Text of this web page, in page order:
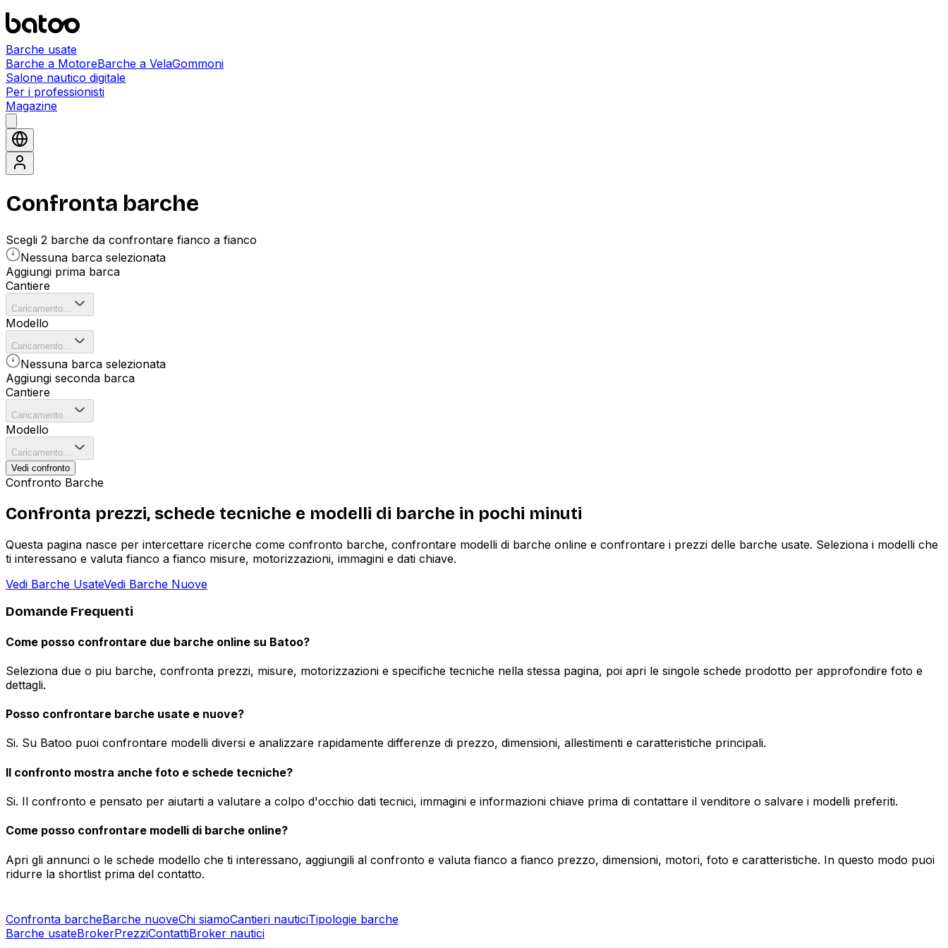
Barche usate
Barche a MotoreBarche a VelaGommoni
Salone nautico digitale
Per i professionisti
Magazine
Confronta barche
Scegli 2 barche da confrontare fianco a fianco
Nessuna barca selezionata
Aggiungi prima barca
Cantiere
Caricamento...
Modello
Caricamento...
Nessuna barca selezionata
Aggiungi seconda barca
Cantiere
Caricamento...
Modello
Caricamento...
Vedi confronto
Confronto Barche
Confronta prezzi, schede tecniche e modelli di barche in pochi minuti
Questa pagina nasce per intercettare ricerche come confronto barche, confrontare modelli di barche online e confrontare i prezzi delle barche usate. Seleziona i modelli che
ti interessano e valuta fianco a fianco misure, motorizzazioni, immagini e dati chiave.
Vedi Barche UsateVedi Barche Nuove
Domande Frequenti
Come posso confrontare due barche online su Batoo?
Seleziona due o piu barche, confronta prezzi, misure, motorizzazioni e specifiche tecniche nella stessa pagina, poi apri le singole schede prodotto per approfondire foto e
dettagli.
Posso confrontare barche usate e nuove?
Si. Su Batoo puoi confrontare modelli diversi e analizzare rapidamente differenze di prezzo, dimensioni, allestimenti e caratteristiche principali.
Il confronto mostra anche foto e schede tecniche?
Si. Il confronto e pensato per aiutarti a valutare a colpo d'occhio dati tecnici, immagini e informazioni chiave prima di contattare il venditore o salvare i modelli preferiti.
Come posso confrontare modelli di barche online?
Apri gli annunci o le schede modello che ti interessano, aggiungili al confronto e valuta fianco a fianco prezzo, dimensioni, motori, foto e caratteristiche. In questo modo puoi
ridurre la shortlist prima del contatto.
Confronta barcheBarche nuoveChi siamoCantieri nauticiTipologie barche
Barche usateBrokerPrezziContattiBroker nautici